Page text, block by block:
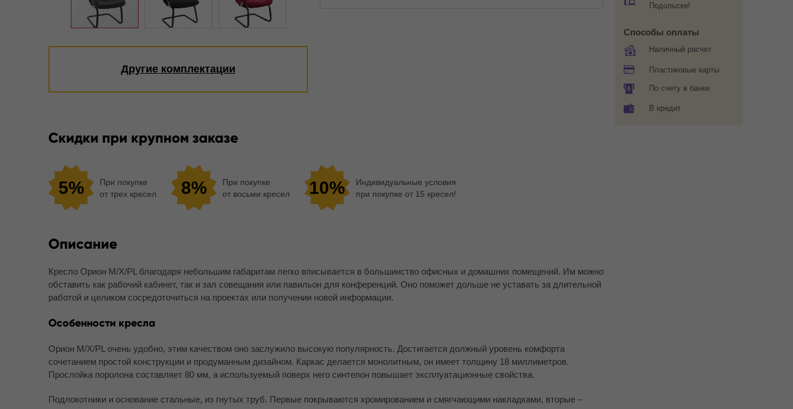
Другие комплектации
Подольске!
Способы оплаты
Наличный расчет
Пластиковые карты
По счету в банке
В кредит
Скидки при крупном заказе
5%
При покупке
от трех кресел
8%
При покупке
от восьми кресел
10%
Индивидуальные условия
при покупке от 15 кресел!
Описание
Кресло Орион M/X/PL благодаря небольшим габаритам легко вписывается в большинство офисных и домашних помещений. Им можно
обставить как рабочий кабинет, так и зал совещания или павильон для конференций. Оно поможет дольше не уставать за длительной
работой и целиком сосредоточиться на проектах или получении новой информации.
Особенности кресла
Орион M/X/PL очень удобно, этим качеством оно заслужило высокую популярность. Достигается должный уровень комфорта
сочетанием простой конструкции и продуманным дизайном. Каркас делается монолитным, он имеет толщину 18 миллиметров.
Прослойка поролона составляет 80 мм, а используемый поверх него синтепон повышает эксплуатационные свойства.
Подлокотники и основание стальные, из гнутых труб. Первые покрываются хромированием и смягчающими накладками, вторые –